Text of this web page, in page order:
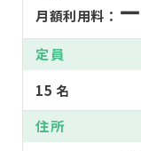
月額利用料： ー
定員
15 名
住所